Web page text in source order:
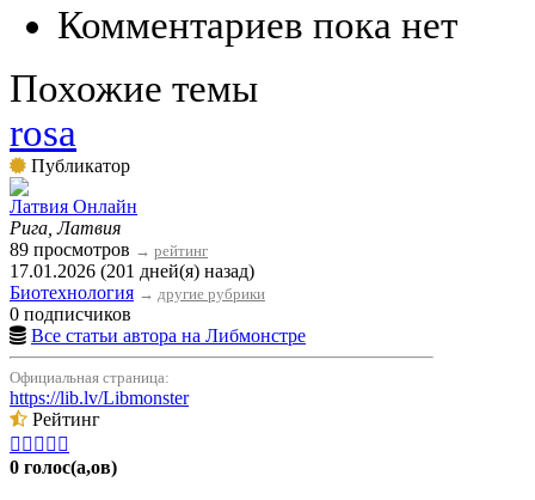
Комментариев пока нет
Похожие темы
rosa
Публикатор
Латвия Онлайн
Рига, Латвия
89 просмотров → рейтинг
17.01.2026 (201 дней(я) назад)
Биотехнология → другие рубрики
0 подписчиков
Все статьи автора на Либмонстре
Официальная страница:
https://lib.lv/Libmonster
Рейтинг
    
0 голос(а,ов)